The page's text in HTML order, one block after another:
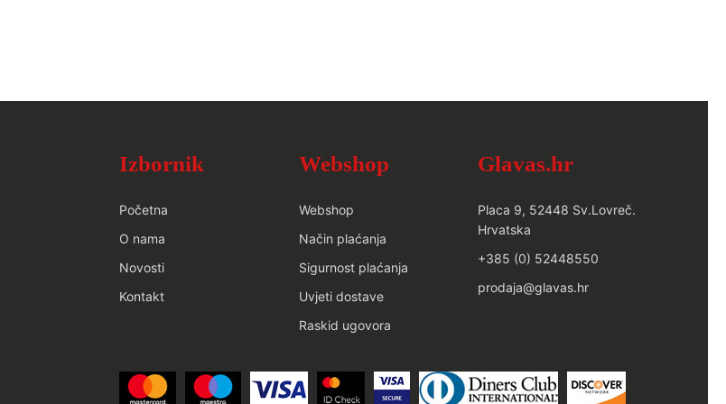
Izbornik
Početna
O nama
Novosti
Kontakt
Webshop
Webshop
Način plaćanja
Sigurnost plaćanja
Uvjeti dostave
Raskid ugovora
Glavas.hr
Placa 9, 52448 Sv.Lovreč.
Hrvatska
+385 (0) 52448550
prodaja@glavas.hr